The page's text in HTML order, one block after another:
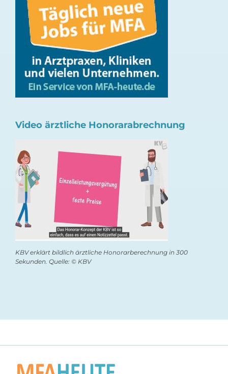
Video ärztliche Honorarabrechnung
KBV erklärt bildlich ärztliche Honorarberechnung in 300
Sekunden. Quelle: © KBV